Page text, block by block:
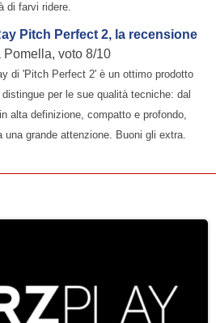
di farvi ridere.
Pitch Perfect 2, la recensione
Pomella, voto 8/10
di 'Pitch Perfect 2' è un ottimo prodotto
per le sue qualità tecniche: dal
alta definizione, compatto e profondo,
grande attenzione. Buoni gli extra.